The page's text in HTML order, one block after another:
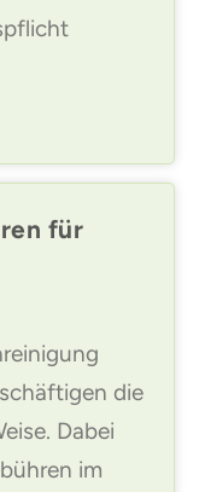
für
die
Dabei
im